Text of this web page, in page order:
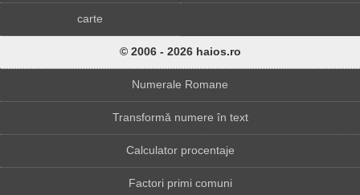
carte
© 2006 - 2026 haios.ro
Numerale Romane
Transformă numere în text
Calculator procentaje
Factori primi comuni